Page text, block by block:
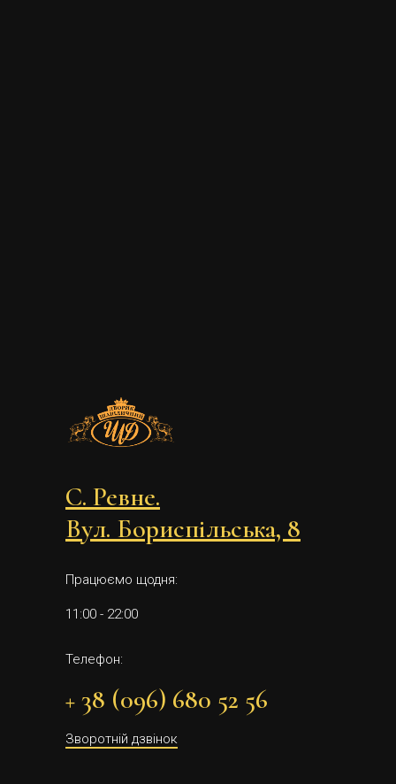
С. Ревне.
Вул. Бориспільська, 8
Працюємо щодня:
11:00 - 22:00
Телефон:
+ 38 (096) 680 52 56
Зворотній дзвінок